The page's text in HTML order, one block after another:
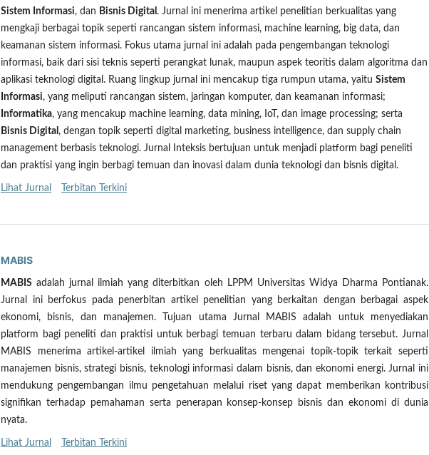
Sistem Informasi, dan Bisnis Digital . Jurnal ini menerima artikel penelitian berkualitas yang
mengkaji berbagai topik seperti rancangan sistem informasi, machine learning, big data, dan
keamanan sistem informasi. Fokus utama jurnal ini adalah pada pengembangan teknologi
informasi, baik dari sisi teknis seperti perangkat lunak, maupun aspek teoritis dalam algoritma dan
aplikasi teknologi digital. Ruang lingkup jurnal ini mencakup tiga rumpun utama, yaitu Sistem
Informasi, yang meliputi rancangan sistem, jaringan komputer, dan keamanan informasi;
Informatika, yang mencakup machine learning, data mining, IoT, dan image processing; serta
Bisnis Digital , dengan topik seperti digital marketing, business intelligence, dan supply chain
management berbasis teknologi. Jurnal Inteksis bertujuan untuk menjadi platform bagi peneliti
dan praktisi yang ingin berbagi temuan dan inovasi dalam dunia teknologi dan bisnis digital.
Lihat Jurnal Terbitan Terkini
MABIS
MABIS adalah jurnal ilmiah yang diterbitkan oleh LPPM Universitas Widya Dharma Pontianak.
Jurnal ini berfokus pada penerbitan artikel penelitian yang berkaitan dengan berbagai aspek
ekonomi, bisnis, dan manajemen. Tujuan utama Jurnal MABIS adalah untuk menyediakan
platform bagi peneliti dan praktisi untuk berbagi temuan terbaru dalam bidang tersebut. Jurnal
MABIS menerima artikel-artikel ilmiah yang berkualitas mengenai topik-topik terkait seperti
manajemen bisnis, strategi bisnis, teknologi informasi dalam bisnis, dan ekonomi energi. Jurnal ini
mendukung pengembangan ilmu pengetahuan melalui riset yang dapat memberikan kontribusi
signifikan terhadap pemahaman serta penerapan konsep-konsep bisnis dan ekonomi di dunia
nyata.
Lihat Jurnal Terbitan Terkini